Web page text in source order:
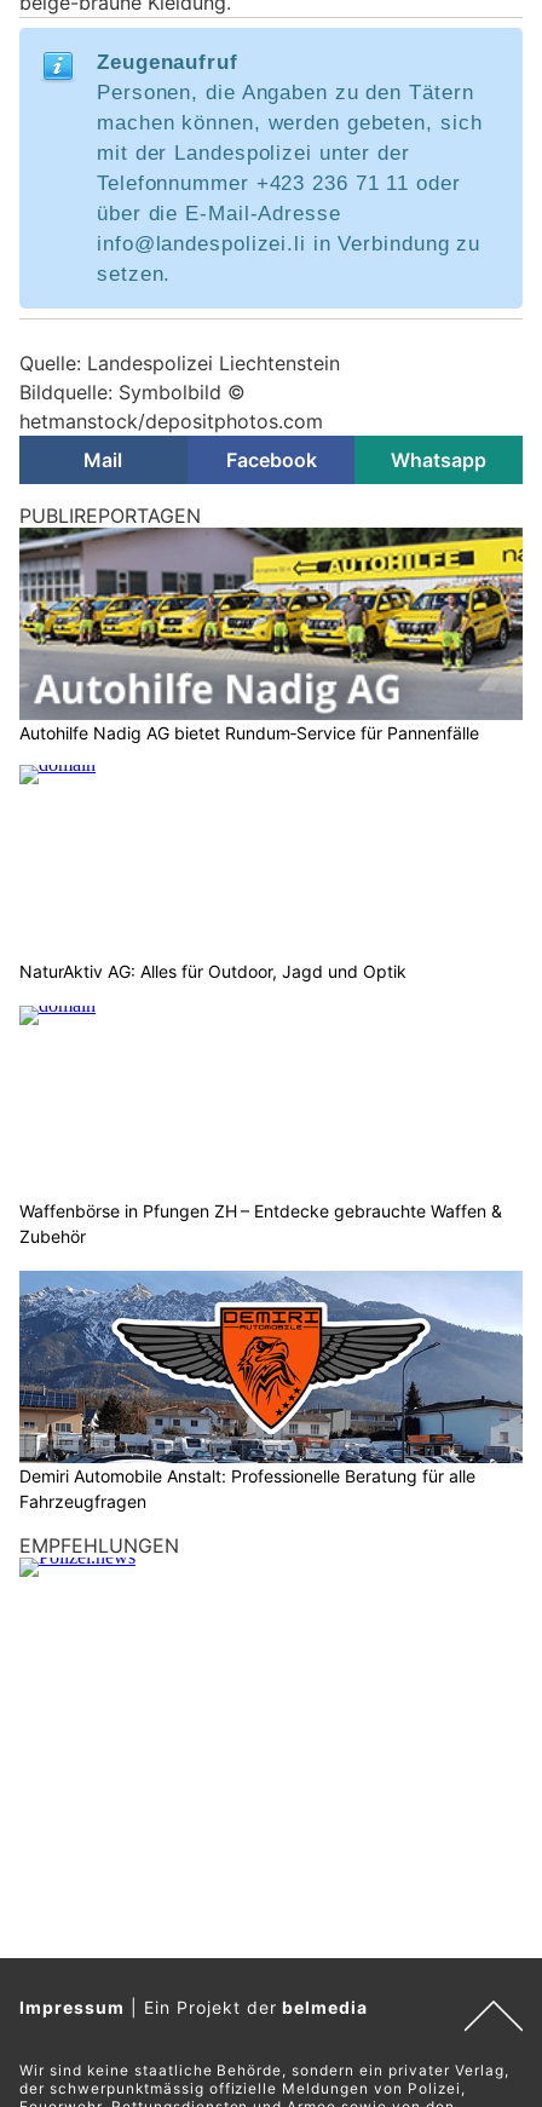
Zeugenaufruf
Personen, die Angaben zu den Tätern
machen können, werden gebeten, sich
mit der Landespolizei unter der
Telefonnummer +423 236 71 11 oder
über die E-Mail-Adresse
info@landespolizei.li in Verbindung zu
setzen.
Quelle: Landespolizei Liechtenstein
Bildquelle: Symbolbild ©
hetmanstock/depositphotos.com
Mail
Facebook Whatsapp
PUBLIREPORTAGEN
Autohilfe Nadig AG bietet Rundum‑Service für Pannenfälle
NaturAktiv AG: Alles für Outdoor, Jagd und Optik
Waffenbörse in Pfungen ZH – Entdecke gebrauchte Waffen &
Zubehör
Demiri Automobile Anstalt: Professionelle Beratung für alle
Fahrzeugfragen
EMPFEHLUNGEN
Impressum Ein Projekt derbelmedia
Wir sind keine staatliche Behörde, sondern ein privater Verlag,
der schwerpunktmässig offizielle Meldungen von Polizei,